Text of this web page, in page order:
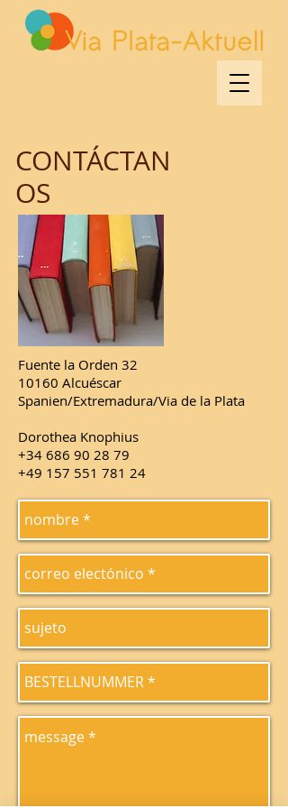
CONTÁCTAN
OS
Fuente la Orden 32
10160 Alcuéscar
Spanien/Extremadura/Via de la Plata
Dorothea Knophius
+34 686 90 28 79
+49 157 551 781 24